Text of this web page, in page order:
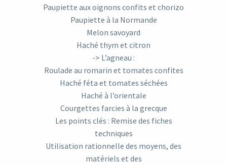
Paupiette aux oignons confits et chorizo
Paupiette à la Normande
Melon savoyard
Haché thym et citron
-> L’agneau :
Roulade au romarin et tomates confites
Haché féta et tomates séchées
Haché à l’orientale
Courgettes farcies à la grecque
Les points clés : Remise des fiches
techniques
Utilisation rationnelle des moyens, des
matériels et des